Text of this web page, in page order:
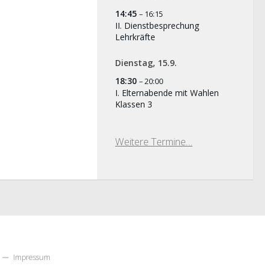
14:45 – 16:15
II. Dienstbesprechung
Lehrkräfte
Dienstag, 15.9.
18:30 – 20:00
I. Elternabende mit Wahlen
Klassen 3
Weitere Termine…
Impressum